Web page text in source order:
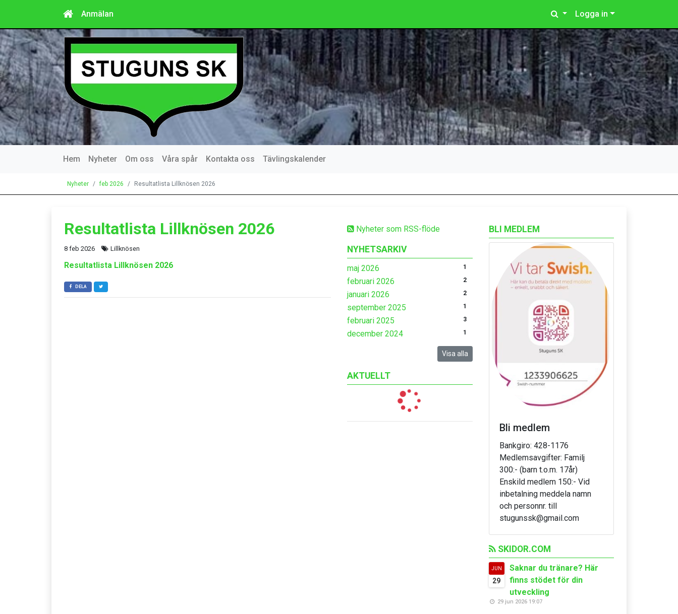
Anmälan Logga in
Hem Nyheter Om oss Våra spår Kontakta oss Tävlingskalender
Nyheter feb 2026 Resultatlista Lillknösen 2026
Nyheter som RSS-flöde
NYHETSARKIV
maj 2026 1
februari 2026 2
januari 2026 2
september 2025 1
februari 2025 3
december 2024 1
Visa alla
AKTUELLT
Resultatlista Lillknösen 2026
8 feb 2026 Lillknösen
Resultatlista Lillknösen 2026
DELA
BLI MEDLEM
Bli medlem
Bankgiro: 428-1176
Medlemsavgifter: Familj
300:- (barn t.o.m. 17år)
Enskild medlem 150:- Vid
inbetalning meddela namn
och personnr. till
stugunssk@gmail.com
SKIDOR.COM
JUN
29
Saknar du tränare? Här
finns stödet för din
utveckling
29 jun 2026 19:07